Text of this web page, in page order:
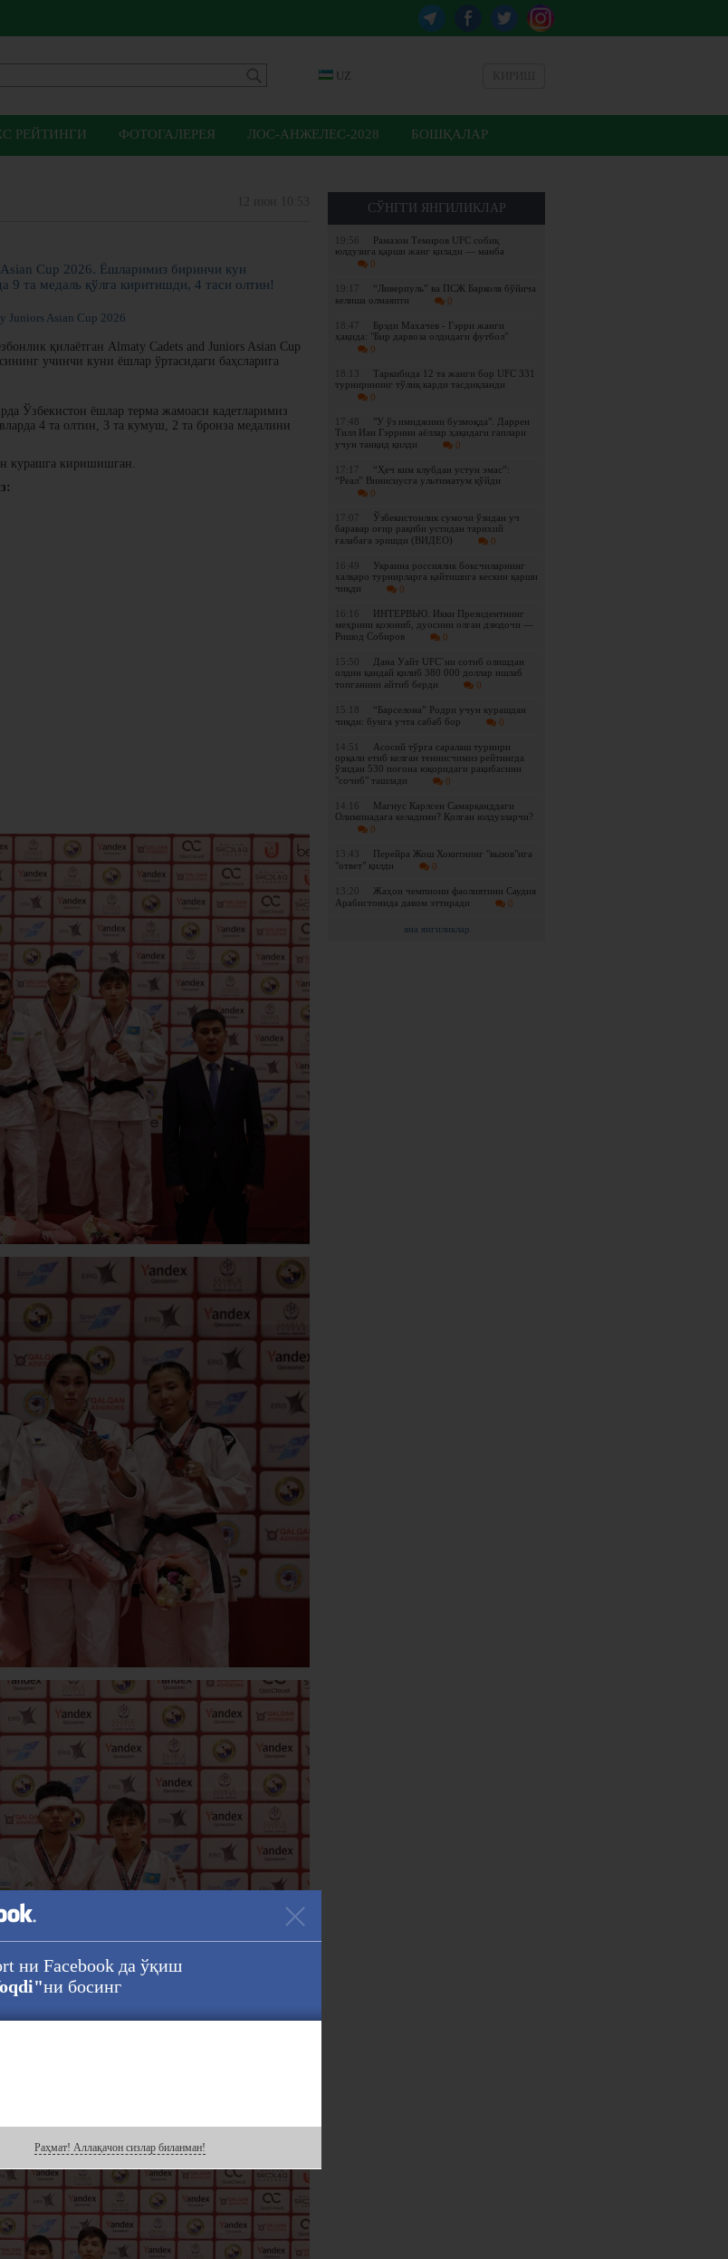
UZ
РЕЙТИНГИ ФОТОГАЛЕРЕЯ ЛОС-АНЖЕЛЕС-2028 БОШҚАЛАР
СЎНГГИ ЯНГИЛИКЛАР
19:56
Рамазон Темиров UFC собиқ
юлдузига қарши жанг қилади — манба
0
19:17
“Ливерпуль” ва ПСЖ Барколя бўйича
келиша олмаяпти
0
18:47
Брэди Махачев - Гэрри жанги
ҳақида: "Бир дарвоза олдидаги футбол"
0
18:13
Таркибида 12 та жанги бор UFC 331
турнирининг тўлиқ карди тасдиқланди
0
17:48
"У ўз имиджини бузмоқда". Даррен
Тилл Иан Гэррини аёллар ҳақидаги гаплари
учун танқид қилди
0
17:17
“Ҳеч ким клубдан устун эмас”:
“Реал” Винисиусга ультиматум қўйди
0
17:07
Ўзбекистонлик сумочи ўзидан уч
баравар оғир рақиби устидан тарихий
ғалабага эришди (ВИДЕО)
0
16:49
Украина россиялик боксчиларнинг
халқаро турнирларга қайтишига кескин қарши
чиқди
0
16:16
ИНТЕРВЬЮ. Икки Президентнинг
меҳрини қозониб, дуосини олган дзюдочи —
Ришод Собиров
0
15:50
Дана Уайт UFC`ни сотиб олишдан
олдин қандай қилиб 380 000 доллар ишлаб
топганини айтиб берди
0
15:18
“Барселона” Родри учун курашдан
чиқди: бунга учта сабаб бор
0
14:51
Асосий тўрга саралаш турнири
орқали етиб келган теннисчимиз рейтингда
ўзидан 530 поғона юқоридаги рақибасини
"сочиб" ташлади
0
14:16
Магнус Карлсен Самарқанддаги
Олимпиадага келадими? Қолган юлдузларчи?
0
13:43
Перейра Жош Хокитнинг "вызов"ига
"ответ" қилди
0
13:20
Жаҳон чемпиони фаолиятини Саудия
Арабистонида давом эттиради
0
яна янгиликлар
Cup 2026. Ёшларимиз биринчи кун
9 та медаль қўлга киритишди, 4 таси олтин!
Juniors Asian Cup 2026
қилаётган Almaty Cadets and Juniors Asian Cup
учинчи куни ёшлар ўртасидаги баҳсларига
Ўзбекистон ёшлар терма жамоаси кадетларимиз
4 та олтин, 3 та кумуш, 2 та бронза медалини
курашга киришишган.
ни Facebook да ўқиш
ни босинг
Раҳмат! Аллақачон сизлар биланман!